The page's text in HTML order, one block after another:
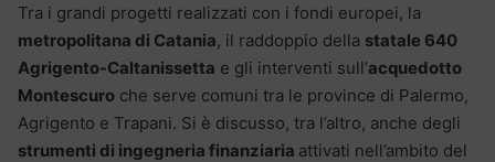
Tra i grandi progetti realizzati con i fondi europei, la
metropolitana di Catania, il raddoppio della statale 640
Agrigento-Caltanissetta e gli interventi sull’acquedotto
Montescuro che serve comuni tra le province di Palermo,
Agrigento e Trapani. Si è discusso, tra l’altro, anche degli
strumenti di ingegneria finanziaria attivati nell’ambito del